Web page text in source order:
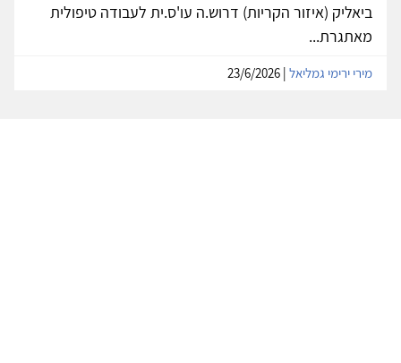
ביאליק (איזור הקריות) דרוש.ה עו'ס.ית לעבודה טיפולית
מאתגרת...
מירי ירימי גמליאל